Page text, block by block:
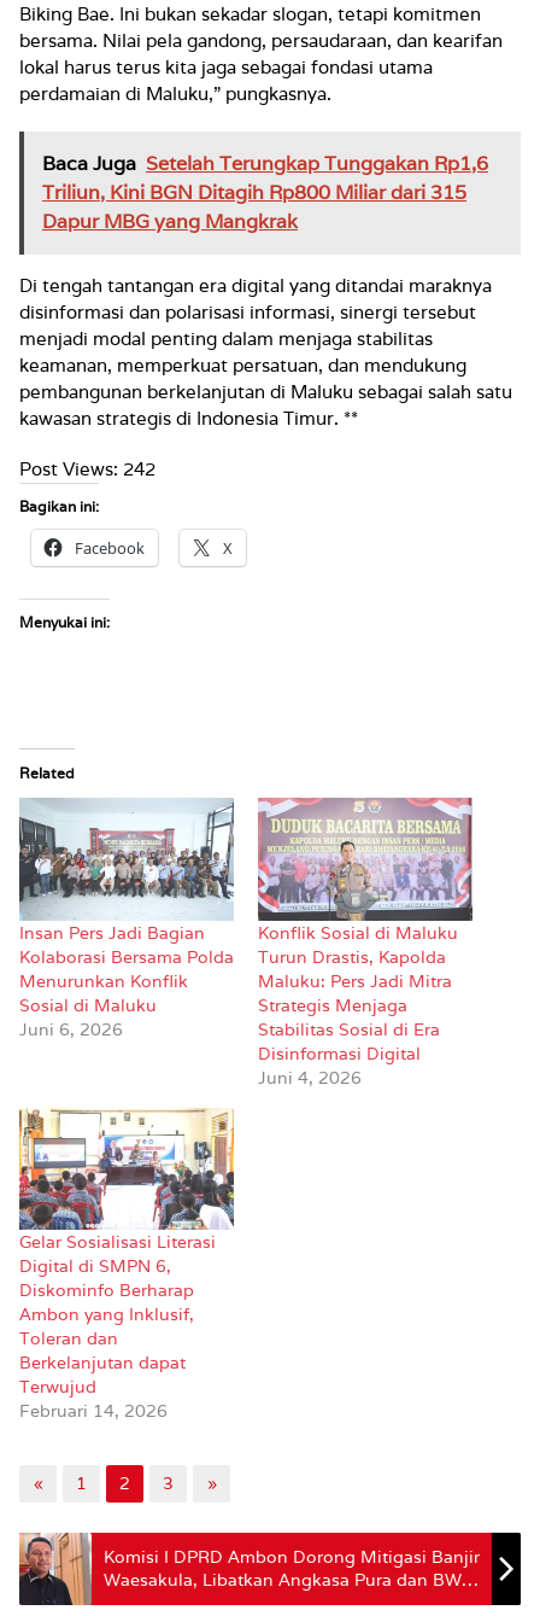
Biking Bae. Ini bukan sekadar slogan, tetapi komitmen
bersama. Nilai pela gandong, persaudaraan, dan kearifan
lokal harus terus kita jaga sebagai fondasi utama
perdamaian di Maluku,” pungkasnya.
Baca Juga Setelah Terungkap Tunggakan Rp1,6
Triliun, Kini BGN Ditagih Rp800 Miliar dari 315
Dapur MBG yang Mangkrak
Di tengah tantangan era digital yang ditandai maraknya
disinformasi dan polarisasi informasi, sinergi tersebut
menjadi modal penting dalam menjaga stabilitas
keamanan, memperkuat persatuan, dan mendukung
pembangunan berkelanjutan di Maluku sebagai salah satu
kawasan strategis di Indonesia Timur. **
Post Views: 242
Bagikan ini:
Facebook X
Menyukai ini:
Related
Insan Pers Jadi Bagian
Kolaborasi Bersama Polda
Menurunkan Konflik
Sosial di Maluku
Juni 6, 2026
Konflik Sosial di Maluku
Turun Drastis, Kapolda
Maluku: Pers Jadi Mitra
Strategis Menjaga
Stabilitas Sosial di Era
Disinformasi Digital
Juni 4, 2026
Gelar Sosialisasi Literasi
Digital di SMPN 6,
Diskominfo Berharap
Ambon yang Inklusif,
Toleran dan
Berkelanjutan dapat
Terwujud
Februari 14, 2026
« 1 2 3 »
Komisi I DPRD Ambon Dorong Mitigasi Banjir
Waesakula, Libatkan Angkasa Pura dan BWS
Maluku